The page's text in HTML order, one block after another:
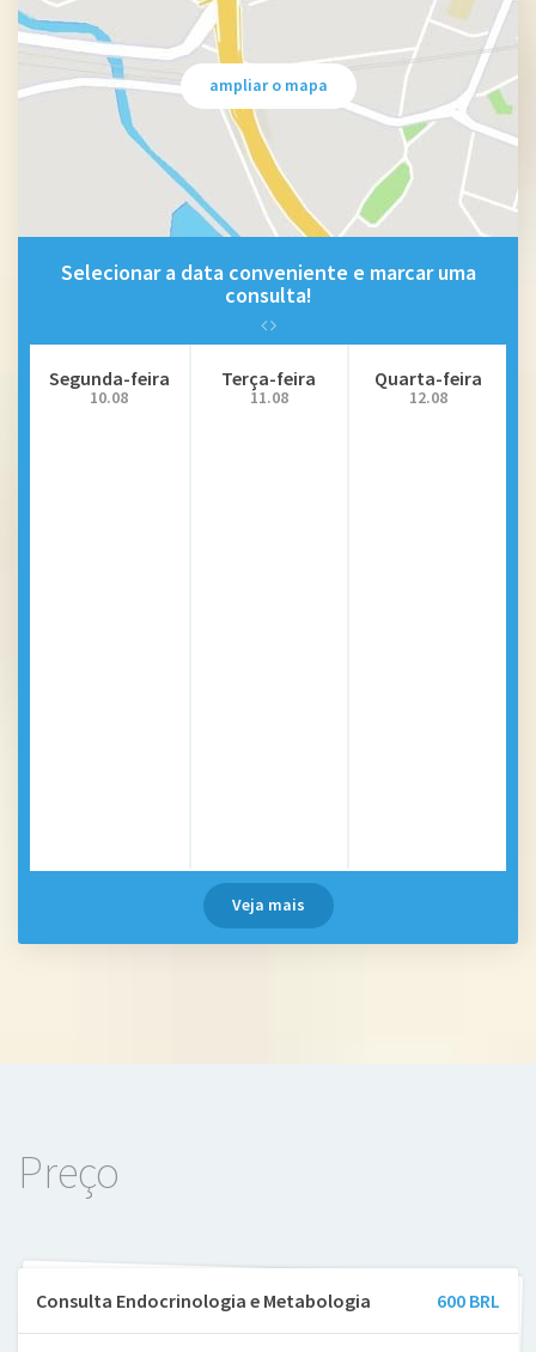
ampliar o mapa
Selecionar a data conveniente e marcar uma
consulta!
Segunda-feira
10.08
Terça-feira
11.08
Quarta-feira
12.08
Veja mais
Preço
Consulta Endocrinologia e Metabologia 600 BRL